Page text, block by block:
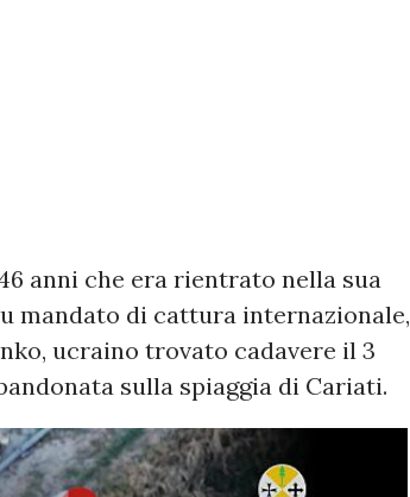
anni che era rientrato nella sua
mandato di cattura internazionale,
ucraino trovato cadavere il 3
sulla spiaggia di Cariati.